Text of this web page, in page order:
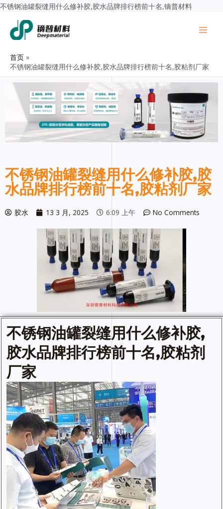
不锈钢油罐裂缝用什么修补胶,胶水品牌排行榜前十名,镝普材料
首页
不锈钢油罐裂缝用什么修补胶,胶水品牌排行榜前十名,胶粘剂厂家
不锈钢油罐裂缝用什么修补胶,胶
水品牌排行榜前十名,胶粘剂厂家
胶水 13 3 月, 2025 6:09 上午 No Comments
不锈钢油罐裂缝用什么修补胶,
胶水品牌排行榜前十名,胶粘剂
厂家